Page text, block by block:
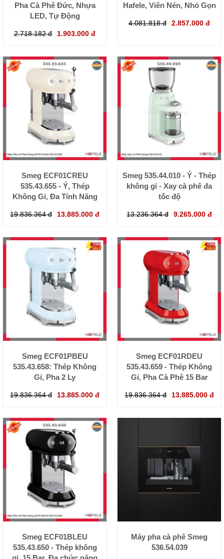
Pha Cà Phê Đức, Nhựa
LED, Tự Động
2.718.182 đ 1.903.000 đ
Hafele, Viên Nén, Nhỏ Gọn
4.081.818 đ 2.857.000 đ
Smeg ECF01CREU
535.43.655 - Ý, Thép
Không Gỉ, Đa Tính Năng
19.836.364 đ 13.885.000 đ
Smeg 535.44.010 - Ý - Thép
không gỉ - Xay cà phê đa
tốc độ
13.236.364 đ 9.265.000 đ
Smeg ECF01PBEU
535.43.658: Thép Không
Gỉ, Pha 2 Ly
19.836.364 đ 13.885.000 đ
Smeg ECF01RDEU
535.43.659 - Thép Không
Gỉ, Pha Cà Phê 15 Bar
19.836.364 đ 13.885.000 đ
Smeg ECF01BLEU
535.43.650 - Thép không
Máy pha cà phê Smeg
536.54.039